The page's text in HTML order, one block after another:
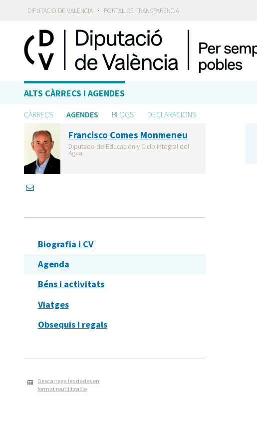
DIPUTACIÓ DE VALÈNCIA · PORTAL DE TRANSPARÈNCIA
ALTS CÀRRECS I AGENDES
CÀRRECS AGENDES BLOGS DECLARACIONS
Francisco Comes Monmeneu
Diputado de Educación y Ciclo Integral del
Agua
Biografia i CV
Agenda
Béns i activitats
Viatges
Obsequis i regals
Descarrega les dades en
format reutilitzable